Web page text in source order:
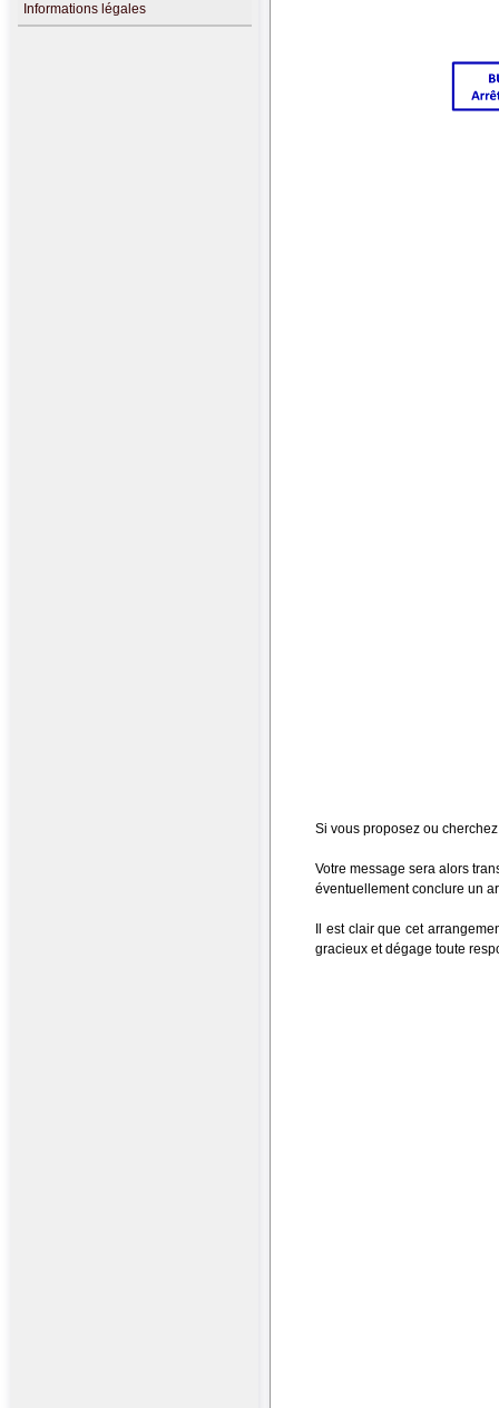
Informations légales
Si vous proposez ou
Votre message sera alors
éventuellement conclure un
Il est clair que cet
gracieux et dégage toute